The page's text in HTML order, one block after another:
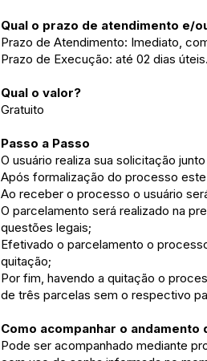
Qual o prazo de atendimento e/
Prazo de Atendimento: Imediato,
Prazo de Execução: até 02 dias úteis.
Qual o valor?
Gratuito
Passo a Passo
O usuário realiza sua solicitação
Após formalização do processo
Ao receber o processo o usuário
O parcelamento será realizado na
questões legais;
Efetivado o parcelamento o
quitação;
Por fim, havendo a quitação o
de três parcelas sem o respectivo
Como acompanhar o andamento
Pode ser acompanhado mediante